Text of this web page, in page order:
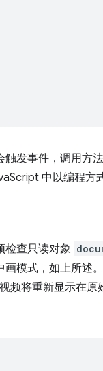
发事件，调用方
中以编程方
检查只读对象
模式，如上所述
频将重新显示在